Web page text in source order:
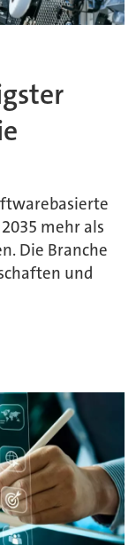
mehr als
Die Branche
und